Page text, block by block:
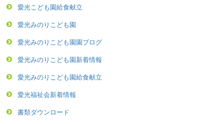
愛光こども園給食献立
愛光みのりこども園
愛光みのりこども園園ブログ
愛光みのりこども園新着情報
愛光みのりこども園給食献立
愛光福祉会新着情報
書類ダウンロード